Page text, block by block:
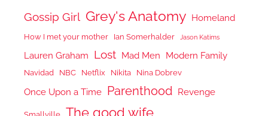
Gossip Girl Grey's Anatomy Homeland
How I met your mother Ian Somerhalder Jason Katims
Lauren Graham Lost Mad Men Modern Family
Navidad NBC Netflix Nikita Nina Dobrev
Once Upon a Time Parenthood Revenge
The good wife